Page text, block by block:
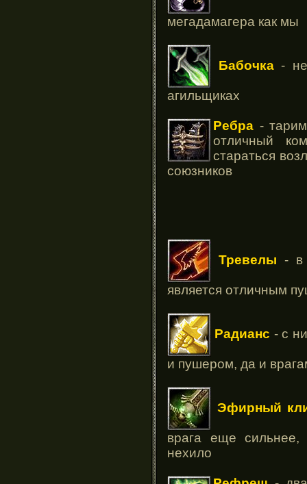
мегадамагера как мы
Бабочка-
агильщиках
Ребра -
отличный
стараться
союзников
Тревелы - в
является отличным
Радианс - с
и пушером, да и
Эфирный
врага еще сильнее,
нехило